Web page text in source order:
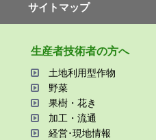
サイトマップ
⽣産者技術者の⽅へ
⼟地利⽤型作物
野菜
果樹・花き
加⼯・流通
経営･現地情報